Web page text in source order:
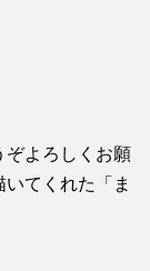
ぞよろしくお願
てくれた「ま